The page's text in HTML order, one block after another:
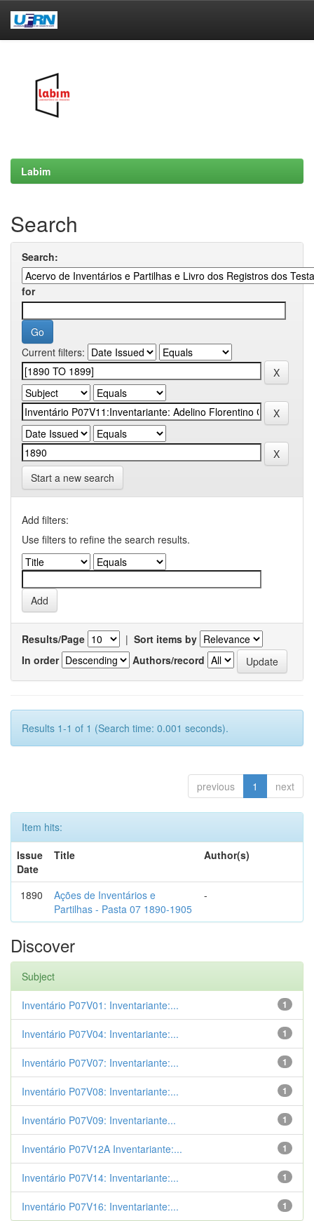
Labim
Search
Search:
for
Current filters:
Start a new search
Add filters:
Use filters to refine the search results.
Results/Page | Sort items by
In order
Authors/record
Results 1-1 of 1 (Search time: 0.001 seconds).
previous 1 next
Item hits:
Issue
Date
Title Author(s)
1890
Ações de Inventários e
Partilhas - Pasta 07 1890-1905
-
Discover
Subject
1
Inventário P07V01: Inventariante:...
1
Inventário P07V04: Inventariante:...
1
Inventário P07V07: Inventariante:...
1
Inventário P07V08: Inventariante:...
1
Inventário P07V09: Inventariante...
1
Inventário P07V12A Inventariante:...
1
Inventário P07V14: Inventariante:...
1
Inventário P07V16: Inventariante:...